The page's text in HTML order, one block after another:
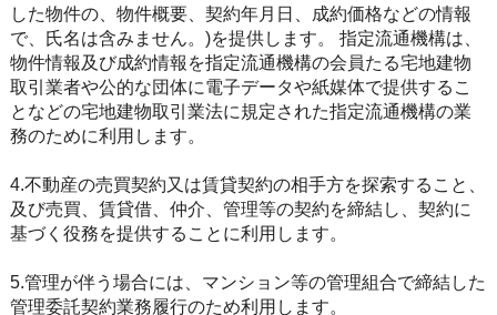
した物件の、物件概要、契約年月日、成約価格などの情報
で、氏名は含みません。)を提供します。 指定流通機構は、
物件情報及び成約情報を指定流通機構の会員たる宅地建物
取引業者や公的な団体に電子データや紙媒体で提供するこ
となどの宅地建物取引業法に規定された指定流通機構の業
務のために利用します。
4.不動産の売買契約又は賃貸契約の相手方を探索すること、
及び売買、賃貸借、仲介、管理等の契約を締結し、契約に
基づく役務を提供することに利用します。
5.管理が伴う場合には、マンション等の管理組合で締結した
管理委託契約業務履行のため利用します。